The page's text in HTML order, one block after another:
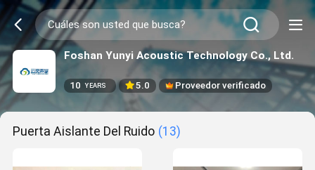
Foshan Yunyi Acoustic Technology Co., Ltd.
10 YEARS 5.0 Proveedor verificado
Puerta Aislante Del Ruido (13)